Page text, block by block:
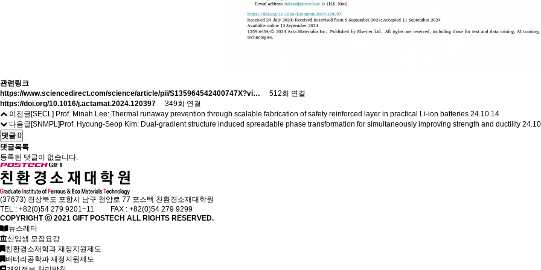
관련링크
https://www.sciencedirect.com/science/article/pii/S135964542400747X?vi…
512회 연결
https://doi.org/10.1016/j.actamat.2024.120397
349회 연결
이전글[SECL] Prof. Minah Lee: Thermal runaway prevention through scalable fabrication of safety reinforced layer in practical Li-ion batteries 24.10.14
다음글[SNMPL]Prof. Hyoung-Seop Kim: Dual-gradient structure induced spreadable phase transformation for simultaneously improving strength and ductility
댓글 0
댓글목록
등록된 댓글이 없습니다.
(37673) 경상북도 포항시 남구 청암로 77 포스텍 친환경소재대학원
TEL : +82(0)54 279 9201~11 FAX : +82(0)54 279 9299
COPYRIGHT ⓒ 2021 GIFTPOSTECH ALL RIGHTS RESERVED.
뉴스레터
신입생 모집요강
친환경소재학과 재정지원제도
배터리공학과 재정지원제도